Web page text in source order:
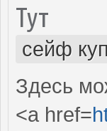
Тут
сейф
Здесь
<a href=